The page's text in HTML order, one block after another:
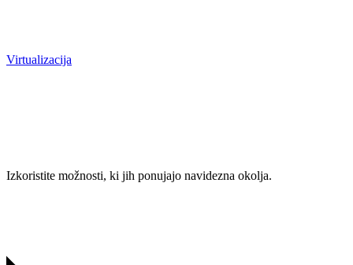
Virtualizacija
Izkoristite možnosti, ki jih ponujajo navidezna okolja.